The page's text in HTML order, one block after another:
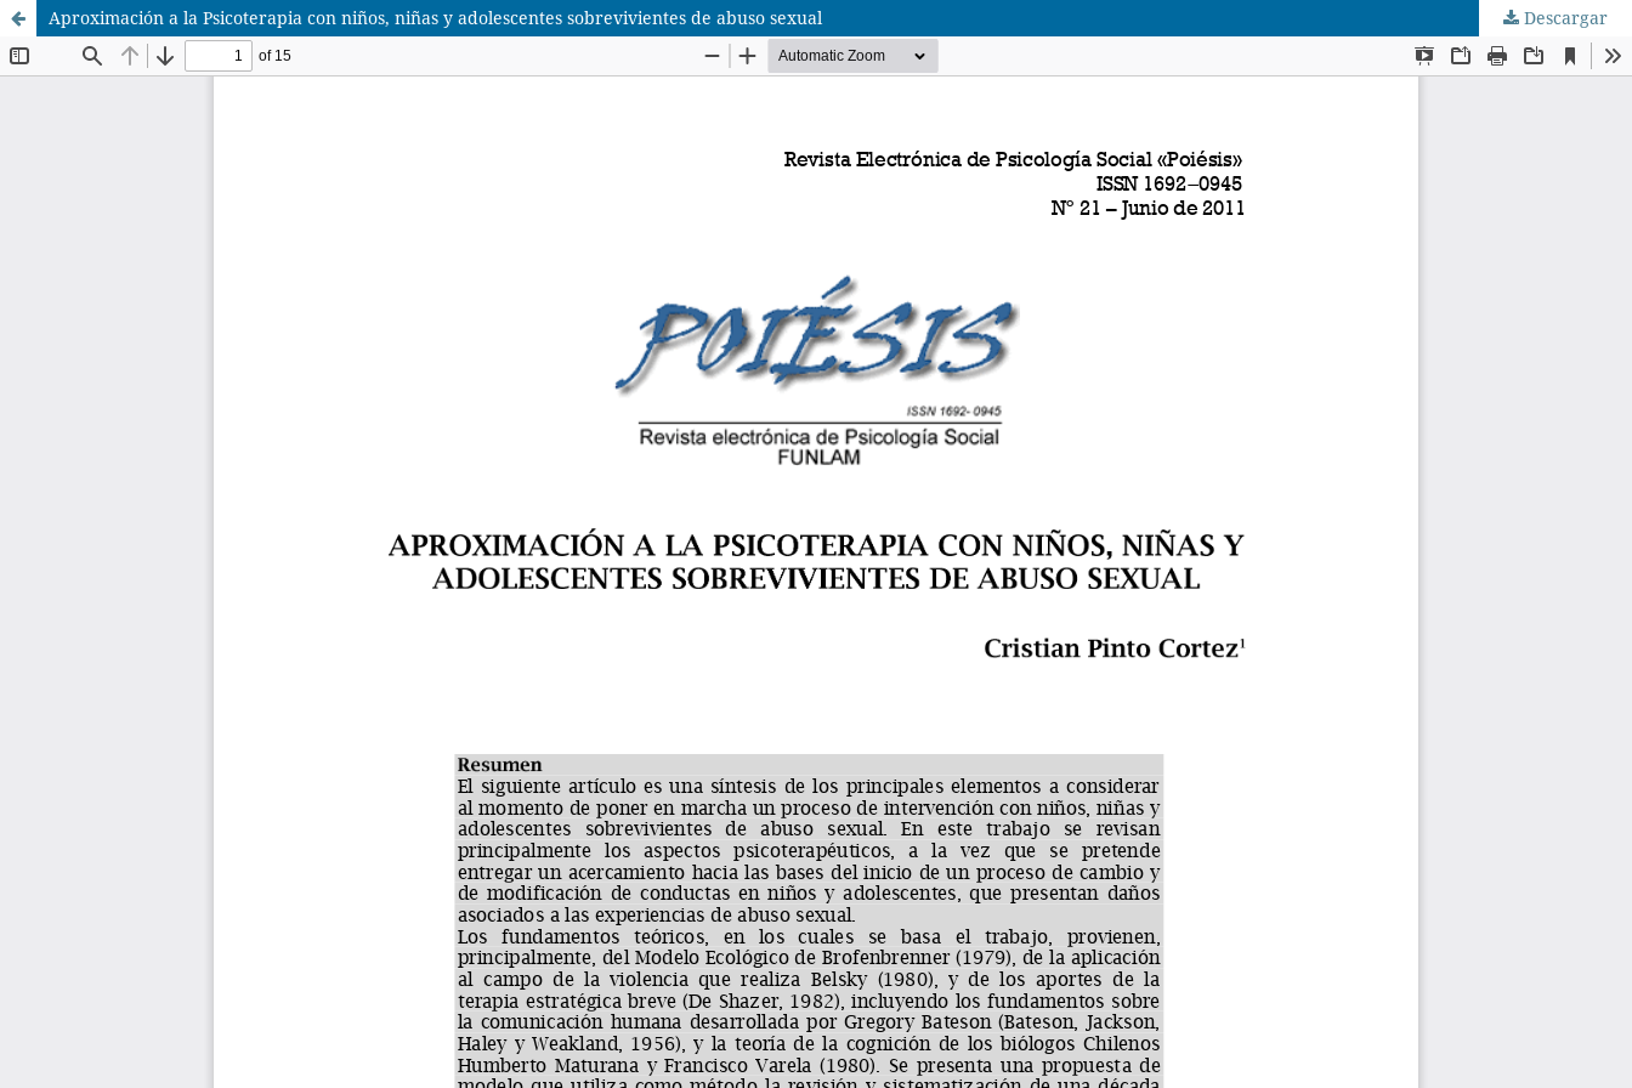
Aproximación a la Psicoterapia con niños, niñas y adolescentes sobrevivientes de abuso sexual Descargar